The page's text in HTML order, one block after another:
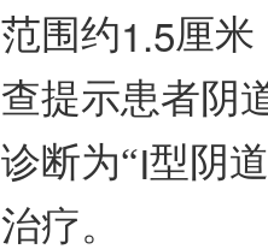
范围约1.5厘米
查提示患者阴
诊断为“I型阴
治疗。